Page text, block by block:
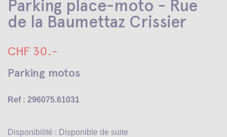
Parking place-moto - Rue
de la Baumettaz Crissier
CHF 30.-
Parking motos
Ref : 296075.61031
Disponibilité : Disponible de suite